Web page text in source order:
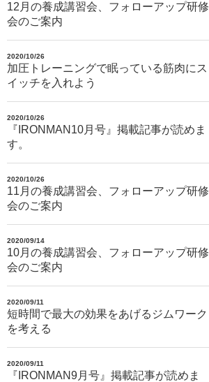
12月の養成講習会、フォローアップ研修
会のご案内
2020/10/26
加圧トレーニングで眠っている筋肉にス
イッチを入れよう
2020/10/26
『IRONMAN10月号』掲載記事が読めま
す。
2020/10/26
11月の養成講習会、フォローアップ研修
会のご案内
2020/09/14
10月の養成講習会、フォローアップ研修
会のご案内
2020/09/11
短時間で最大の効果をあげるジムワーク
を考える
2020/09/11
『IRONMAN9月号』掲載記事が読めま